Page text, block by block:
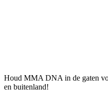
Houd MMA DNA in de gaten
en buitenland!